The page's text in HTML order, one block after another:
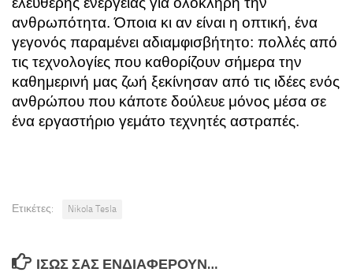
ανθρωπότητα. Όποια κι αν είναι η οπτική, ένα
γεγονός παραμένει αδιαμφισβήτητο: πολλές από
τις τεχνολογίες που καθορίζουν σήμερα την
καθημερινή μας ζωή ξεκίνησαν από τις ιδέες ενός
ανθρώπου που κάποτε δούλευε μόνος μέσα σε
ένα εργαστήριο γεμάτο τεχνητές αστραπές.
Ετικέτες: Nikola Tesla
ΊΣΩΣ ΣΑΣ ΕΝΔΙΑΦΈΡΟΥΝ…